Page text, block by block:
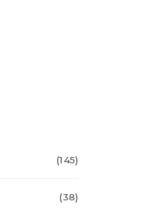
(145)
(38)